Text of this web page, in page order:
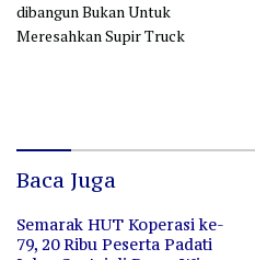
dibangun Bukan Untuk
Meresahkan Supir Truck
Baca Juga
Semarak HUT Koperasi ke-
79, 20 Ribu Peserta Padati